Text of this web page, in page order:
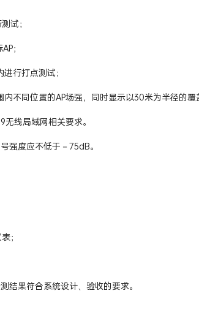
试；
；
行打点测试；
不同位置的AP场强，同时显示以30米为半径的覆
线局域网相关要求。
强度应不低于－75dB。
；
结果符合系统设计、验收的要求。